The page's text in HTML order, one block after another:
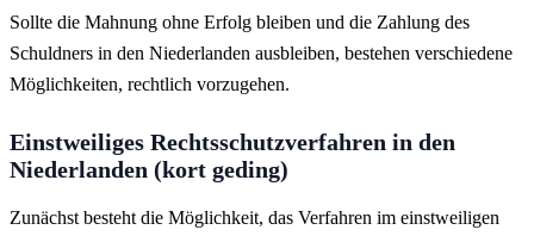
Sollte die Mahnung ohne Erfolg bleiben und die Zahlung des
Schuldners in den Niederlanden ausbleiben, bestehen verschiedene
Möglichkeiten, rechtlich vorzugehen.
Einstweiliges Rechtsschutzverfahren in den
Niederlanden (kort geding)
Zunächst besteht die Möglichkeit, das Verfahren im einstweiligen